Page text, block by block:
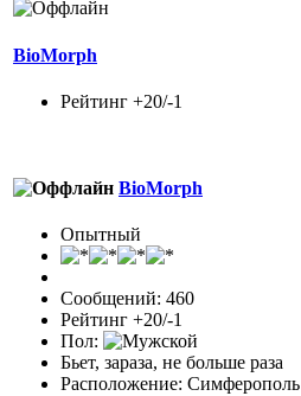
BioMorph
Рейтинг +20/-1
BioMorph
Опытный
Сообщений: 460
Рейтинг +20/-1
Пол:
Бьет, зараза, не больше раза
Расположение: Симферополь